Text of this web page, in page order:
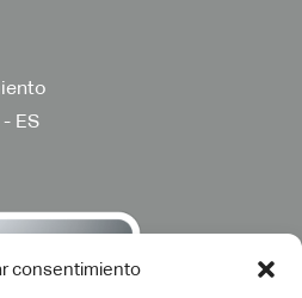
consentimiento
ES